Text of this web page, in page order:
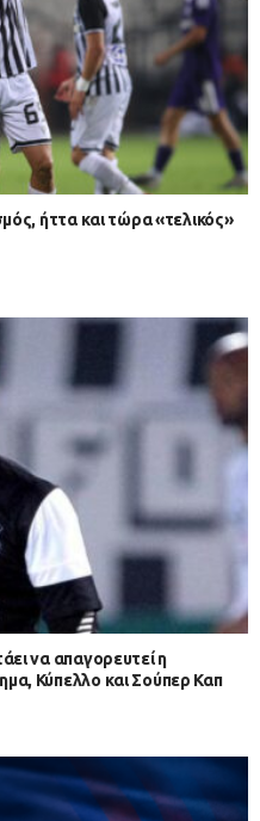
ήττα και τώρα «τελικός»
να απαγορευτεί η
Κύπελλο και Σούπερ Καπ